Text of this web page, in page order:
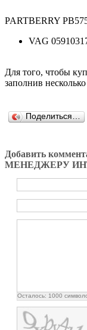
PARTBERRY
VAG
Для того, чтобы
заполнив
Поделиться…
Добавить
МЕНЕДЖЕРУ
Осталось: 1000